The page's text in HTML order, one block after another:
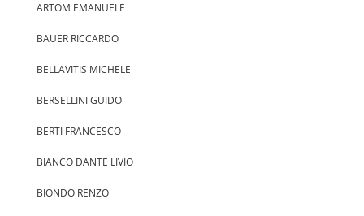
ARTOM EMANUELE
BAUER RICCARDO
BELLAVITIS MICHELE
BERSELLINI GUIDO
BERTI FRANCESCO
BIANCO DANTE LIVIO
BIONDO RENZO